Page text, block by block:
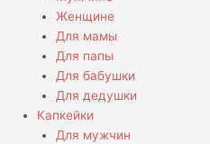
Женщине
Для мамы
Для папы
Для бабушки
Для дедушки
Капкейки
Для мужчин